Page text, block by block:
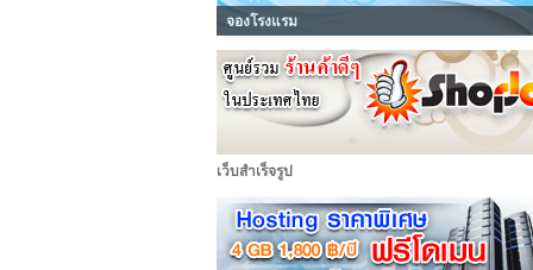
จองโรงแรม
เว็บสำเร็จรูป